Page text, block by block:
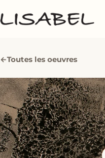
←Toutes les oeuvres